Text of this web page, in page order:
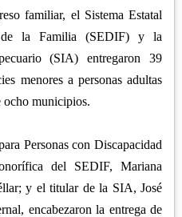
familiar, el Sistema Estatal
la Familia (SEDIF) y la
(SIA) entregaron 39
menores a personas adultas
ocho municipios.
Personas con Discapacidad
del SEDIF, Mariana
y el titular de la SIA, José
encabezaron la entrega de